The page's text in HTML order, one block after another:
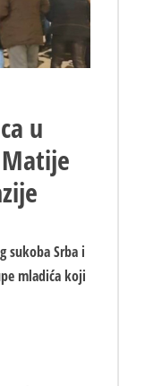
u
sukoba Srba i
mladića koji